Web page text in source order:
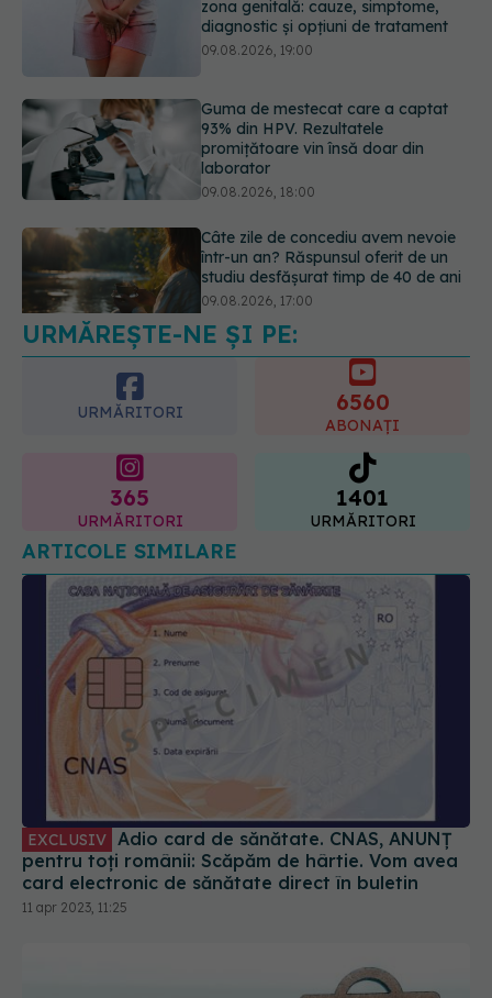
93% din HPV. Rezultatele
promițătoare vin însă doar din
laborator
Câte zile de concediu avem nevoie
într-un an? Răspunsul oferit de un
studiu desfășurat timp de 40 de ani
09.08.2026, 17:00
Reclamele din platformele medicale
AI pot influența prescrierea
medicamentelor
URMĂREȘTE-NE ȘI PE:
URMĂRITORI
365 1401
URMĂRITORI
ARTICOLE SIMILARE
pentru toți românii: Scăpăm de hârtie. Vom avea
card electronic de sănătate direct în buletin
11 apr 2023, 11:25